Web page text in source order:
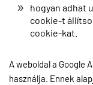
hogyan adhat
cookie-t
cookie-kat.
A weboldal a Google
használja. Ennek